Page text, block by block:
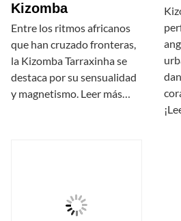
Kizomba
Entre los ritmos africanos
que han cruzado fronteras,
la Kizomba Tarraxinha se
destaca por su sensualidad
y magnetismo. Leer más…